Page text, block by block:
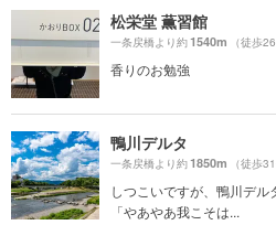
松栄堂 薫習館
一条戻橋より約1540m （徒歩26
香りのお勉強
鴨川デルタ
一条戻橋より約1850m （徒歩31
しつこいですが、鴨川デル
「やあやあ我こそは...